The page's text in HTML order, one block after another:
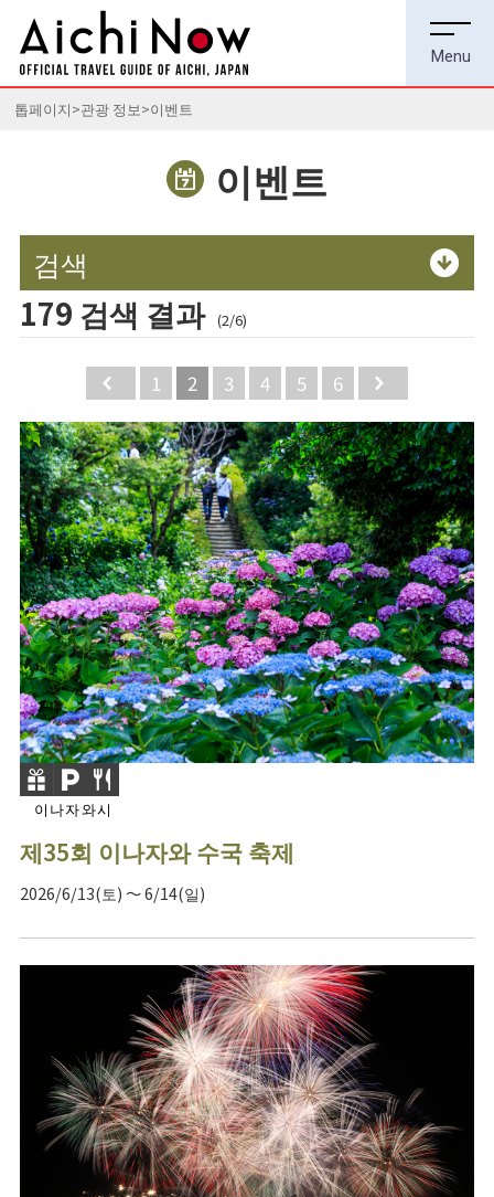
톱페이지 관광 정보 이벤트
이벤트
검색
179 검색 결과 (2/6)
Back
1 2 3 4 5 6
이나자와시
제35회 이나자와 수국 축제
2026/6/13(토) ～ 6/14(일)